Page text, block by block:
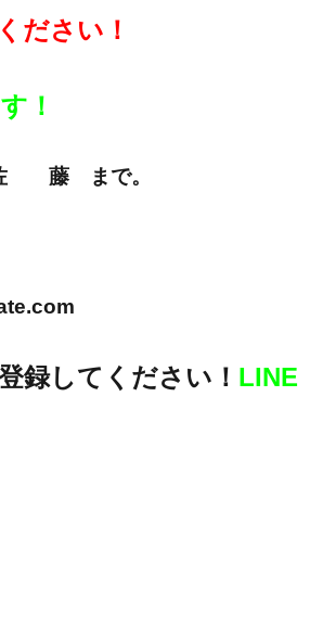
ださい！
！
藤 まで。
録してください！ LINE